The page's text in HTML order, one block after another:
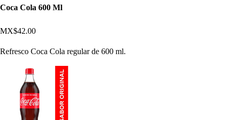
Coca Cola 600 Ml
MX$42.00
Refresco Coca Cola regular de 600 ml.